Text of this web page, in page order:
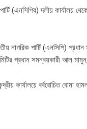
(এনসিপির) দলীয় কার্যালয়
নাগরিক পার্টি (এনসিপি)
প্রধান সমন্বয়কারী আল
কার্যালয়ে বর্বরোচিত বোমা